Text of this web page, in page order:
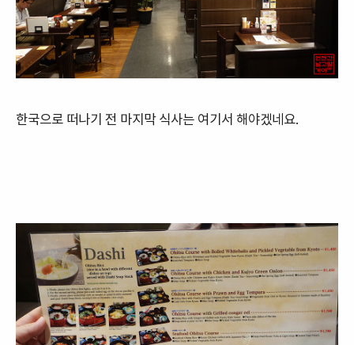
한국으로 떠나기 전 마지막 식사는 여기서 해야겠네요.